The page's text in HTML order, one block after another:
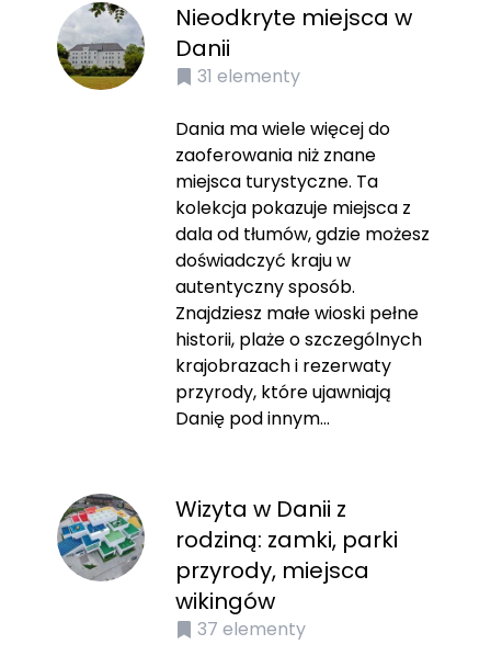
Nieodkryte miejsca w
Danii
31 elementy
Dania ma wiele więcej do
zaoferowania niż znane
miejsca turystyczne. Ta
kolekcja pokazuje miejsca z
dala od tłumów, gdzie możesz
doświadczyć kraju w
autentyczny sposób.
Znajdziesz małe wioski pełne
historii, plaże o szczególnych
krajobrazach i rezerwaty
przyrody, które ujawniają
Danię pod innym...
Wizyta w Danii z
rodziną: zamki, parki
przyrody, miejsca
wikingów
37 elementy